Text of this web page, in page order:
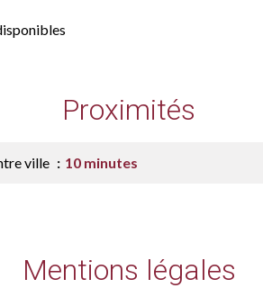
Proximités
ville 10 minutes
Mentions légales